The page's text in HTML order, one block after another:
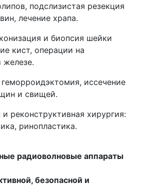
подслизистая резекция
лечение храпа.
и биопсия шейки
кист, операции на
железе.
иссечение
и свищей.
и реконструктивная хирургия:
ринопластика.
радиоволновые аппараты
безопасной и